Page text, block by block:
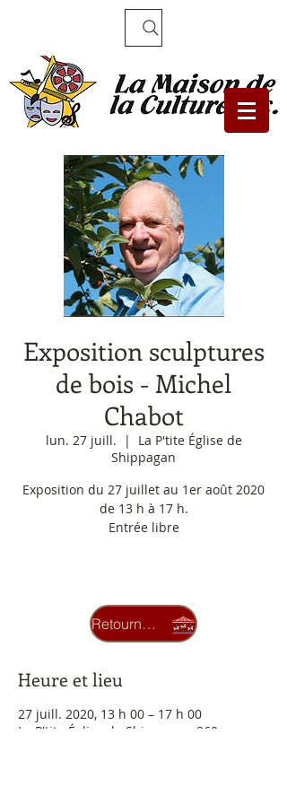
Exposition sculptures
de bois - Michel
Chabot
lun. 27 juill.
  |
La P'tite Église de
Shippagan
Exposition du 27 juillet au 1er août 2020
de 13 h à 17 h.
Entrée libre
Voir autres événements
Heure et lieu
27 juill. 2020, 13 h 00 – 17 h 00
La P'tite Église de Shippagan, 260
Retourner au carrousel